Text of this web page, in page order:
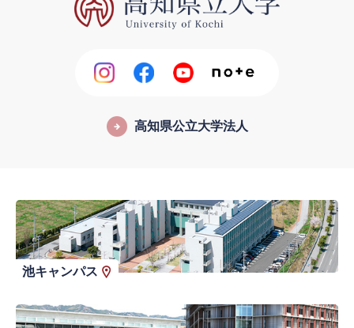
高知県公立大学法人
池キャンパス